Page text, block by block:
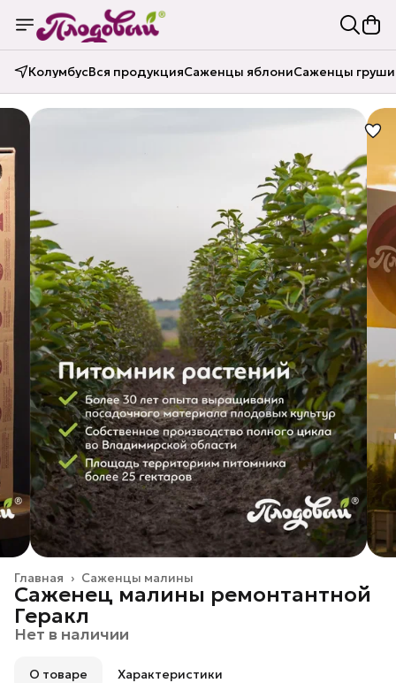
КолумбусВся продукцияСаженцы яблониСаженцы груши
Саженцы малины
Главная ›
Саженец малины ремонтантной
Геракл
Нет в наличии
О товаре Характеристики